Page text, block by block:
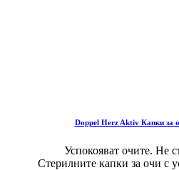
Doppel Herz Aktiv Капки за
Успокояват очите. Не
Стерилните капки за очи с